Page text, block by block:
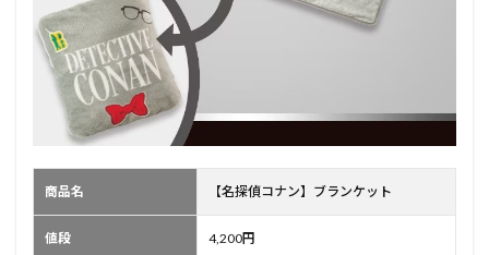
商品名 【名探偵コナン】ブランケット
値段 4,200円